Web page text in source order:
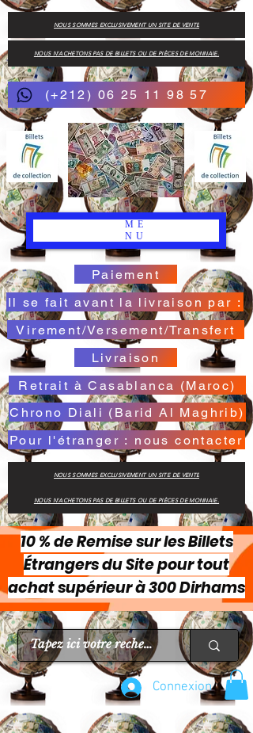
(+212) 06 25 11 98 57
ME
NU
Paiement
Virement/Versement/Transfert
Livraison
Retrait à Casablanca (Maroc)
Il se fait avant la livraison par :
Chrono Diali (Barid Al Maghrib)
NOUS N'ACHETONS PAS DE BILLETS OU DE PIÈCES DE MONNAIE.
NOUS SOMMES EXCLUSIVEMENT UN SITE DE VENTE
Pour l'étranger : nous contacter
NOUS SOMMES EXCLUSIVEMENT UN SITE DE VENTE
NOUS N'ACHETONS PAS DE BILLETS OU DE PIÈCES DE MONNAIE.
10 % de Remise sur les Billets
Étrangers du Site pour tout
achat supérieur à 300 Dirhams
Connexion